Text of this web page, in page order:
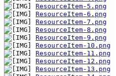
ResourceItem-5.png
ResourceItem-6.png
ResourceItem-7.png
ResourceItem-8.png
ResourceItem-9.png
ResourceItem-10.png
ResourceItem-11.png
ResourceItem-12.png
ResourceItem-13.png